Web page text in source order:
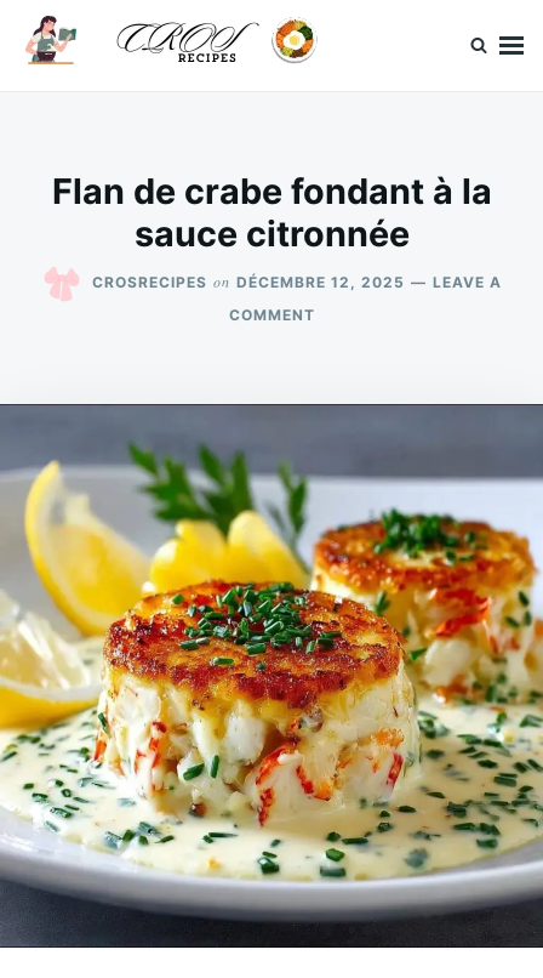
SkipSearch
for:
Flan de crabe fondant à la
sauce citronnée
CROSRECIPES on DÉCEMBRE 12, 2025
LEAVE A
COMMENTON
FONDANT
SAUCE